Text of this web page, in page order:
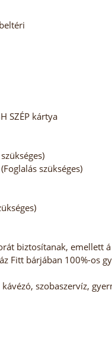
SZÉP kártya
szükséges)
biztosítanak,
Fitt bárjában 100%-os
szobaszervíz,